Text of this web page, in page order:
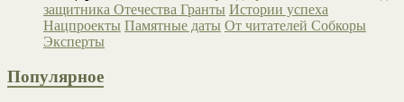
защитника Отечества Гранты Истории успеха
Нацпроекты Памятные даты От читателей Собкоры
Эксперты
Популярное